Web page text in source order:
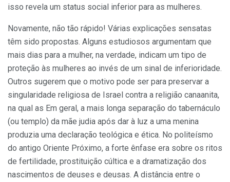
isso revela um status social inferior para as mulheres.
Novamente, não tão rápido! Várias explicações sensatas
têm sido propostas. Alguns estudiosos argumentam que
mais dias para a mulher, na verdade, indicam um tipo de
proteção às mulheres ao invés de um sinal de inferioridade.
Outros sugerem que o motivo pode ser para preservar a
singularidade religiosa de Israel contra a religião canaanita,
na qual as Em geral, a mais longa separação do tabernáculo
(ou templo) da mãe judia após dar à luz a uma menina
produzia uma declaração teológica e ética. No politeísmo
do antigo Oriente Próximo, a forte ênfase era sobre os ritos
de fertilidade, prostituição cúltica e a dramatização dos
nascimentos de deuses e deusas. A distância entre o